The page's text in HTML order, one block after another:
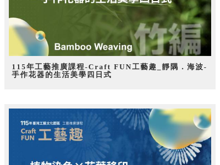
115年工藝推廣課程-Craft FUN工藝趣_靜隅．海波-
手作花器的生活美學四日式